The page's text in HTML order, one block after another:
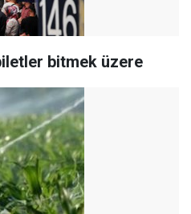
bitmek üzere